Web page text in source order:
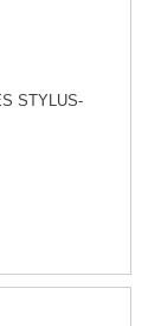
STYLUS-